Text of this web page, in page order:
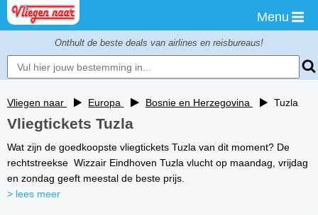
Menu
Onthult de beste deals van airlines en reisbureaus!
Vliegen naar Europa Bosnie en Herzegovina Tuzla
Vliegtickets Tuzla
Wat zijn de goedkoopste vliegtickets Tuzla van dit moment? De
rechtstreekse Wizzair Eindhoven Tuzla vlucht op maandag, vrijdag
en zondag geeft meestal de beste prijs.
> lees meer